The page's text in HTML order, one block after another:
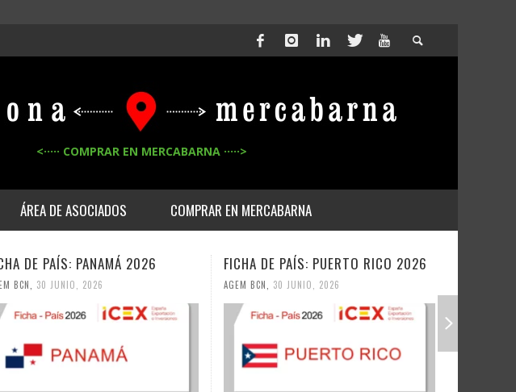
<····· COMPRAR EN MERCABARNA ·····>
ÁREA DE ASOCIADOS COMPRAR EN MERCABARNA
FICHA DE PAÍS: PUERTO RICO 2026
AGEM BCN, 30 JUNIO, 2026
FICHA DE PAÍS: RUMANÍA 2026
AGEM BCN, 30 JUNIO, 2026